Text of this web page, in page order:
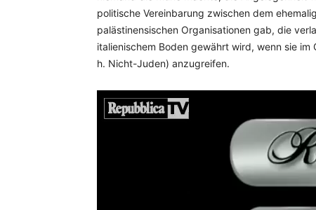
politische Vereinbarung zwischen dem
palästinensischen Organisationen gab, die
italienischem Boden gewährt wird, wenn sie im
h. Nicht-Juden) anzugreifen.